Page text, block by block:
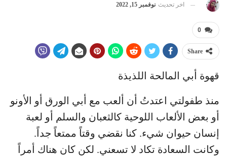
اخر تحديث نوفمبر 15, 2022
0
Share
قهوة أبي المالحة اللذيذة
منذ طفولتي اعتدتُ أن ألعب مع أبي الورق أو الأونو
أو بعض الألعاب اللوحية كالثعبان والسلم أو لعبة
إنسان حيوان شيء. كنا نقضي وقتاً ممتعاً جداً.
وكانت السعادة تكاد لا تسعني. لكن كان هناك أمراً